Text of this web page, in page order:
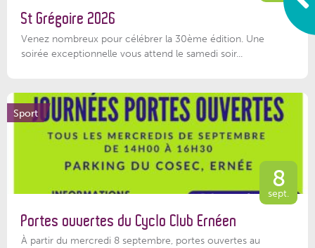
St Grégoire 2026
Venez nombreux pour célébrer la 30ème édition. Une
soirée exceptionnelle vous attend le samedi soir...
Sport
8
sept.
Portes ouvertes du Cyclo Club Ernéen
À partir du mercredi 8 septembre, portes ouvertes au